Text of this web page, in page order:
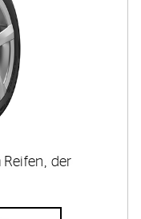
Reifen, der